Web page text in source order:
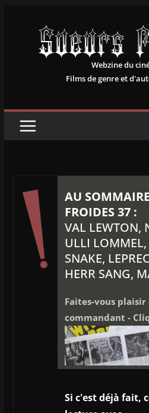
contenu
Webzine du
Films de genre et
AU
FROIDES 37 :
VAL LEWTON,
ULLI
SNAKE,
HERR SANG,
Faites-vous
commandant -
Si c'est déjà fait,